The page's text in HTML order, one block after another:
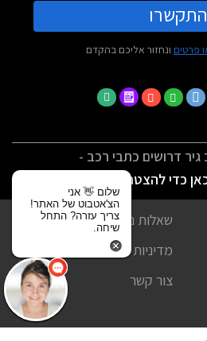
התקשרו
פרטים ונחזור אליכם בהקדם
דרושים כתבי רכב -
כדי להצטרף
שאלות נפוצות
מדיניות פרטיות
צור קשר
שלום 👋 אני
הצ'אטבוט של האתר!
צריך עזרה? התחל
שיחה.